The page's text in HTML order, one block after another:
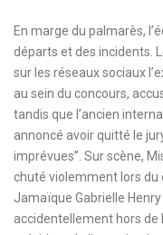
En marge du palmarès,
départs et des incidents.
sur les réseaux sociaux
au sein du concours,
tandis que l’ancien
annoncé avoir quitté le
imprévues”. Sur scène,
chuté violemment lors du
Jamaïque Gabrielle
accidentellement hors de